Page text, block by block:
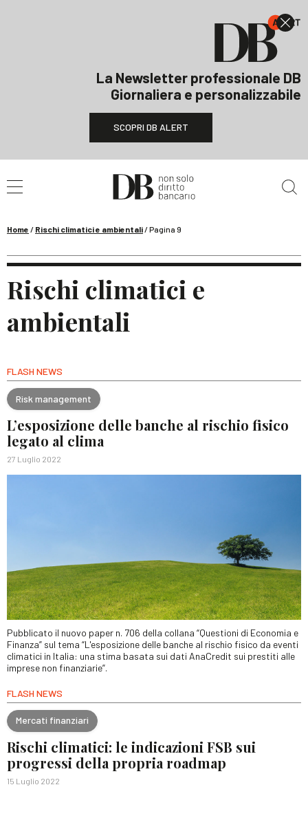
La Newsletter professionale DB
Giornaliera e personalizzabile
SCOPRI DB ALERT
Home / Rischi climatici e ambientali/Pagina 9
Rischi climatici e
ambientali
FLASH NEWS
Risk management
L’esposizione delle banche al rischio fisico
legato al clima
27 Luglio 2022
Pubblicato il nuovo paper n. 706 della collana “Questioni di Economia e
Finanza” sul tema “L'esposizione delle banche al rischio fisico da eventi
climatici in Italia: una stima basata sui dati AnaCredit sui prestiti alle
imprese non finanziarie”.
FLASH NEWS
Mercati finanziari
Rischi climatici: le indicazioni FSB sui
progressi della propria roadmap
15 Luglio 2022